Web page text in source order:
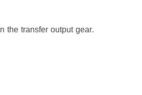
the transfer output gear.